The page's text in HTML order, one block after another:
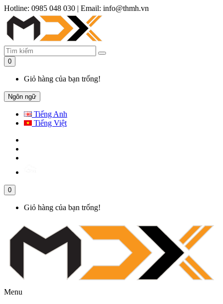
Hotline: 0985 048 030 | Email: info@thmh.vn
0
Giỏ hàng của bạn trống!
Ngôn ngữ
Tiếng Anh
Tiếng Việt
0
Giỏ hàng của bạn trống!
Menu